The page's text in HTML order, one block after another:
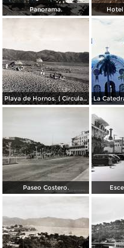
Panorama. Hotel
Playa de Hornos. ( Circulada el 21 de Marzo de 1940 ).
Paseo Costero.